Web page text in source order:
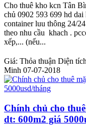
Cho thuê kho kcn Tân
chủ 0902 593 699 hd
container luu thông 24/
theo nhu cầu khach .
xếp,... (nếu...
Giá: Thỏa thuận Diện
Minh 07-07-2018
Chính chủ cho
dt: 600m2 giá